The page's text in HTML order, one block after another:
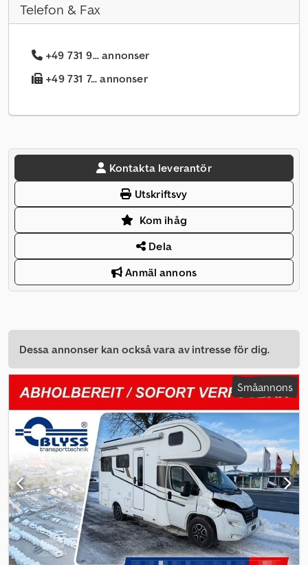
Telefon & Fax
+49 731 9... annonser
+49 731 7... annonser
Kontakta leverantör
Utskriftsvy
Kom ihåg
Dela
Anmäl annons
Dessa annonser kan också vara av intresse för dig.
Småannons